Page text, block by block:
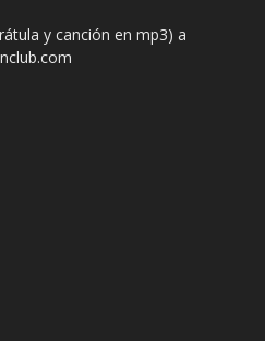
y canción en mp3) a